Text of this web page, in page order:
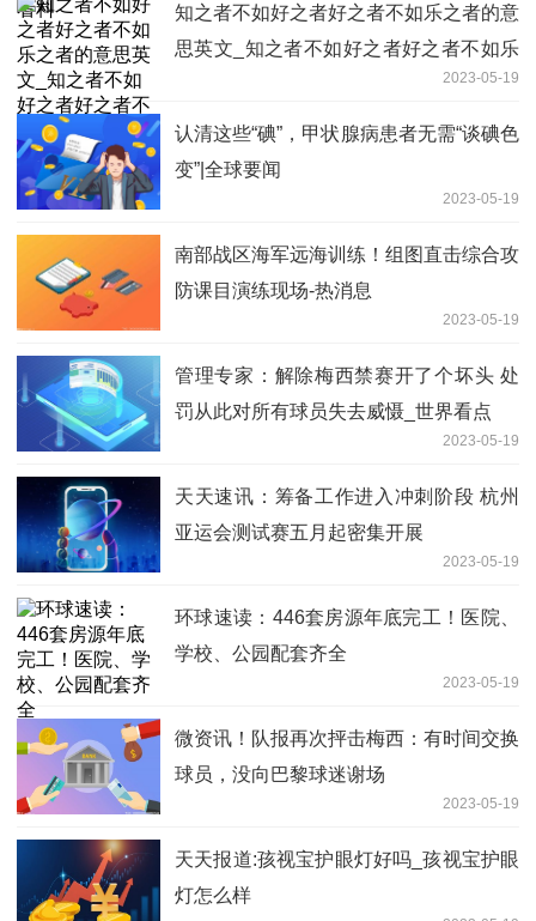
知之者不如好之者好之者不如乐之者的意
思英文_知之者不如好之者好之者不如乐
2023-05-19
认清这些“碘”，甲状腺病患者无需“谈碘色
变”|全球要闻
2023-05-19
南部战区海军远海训练！组图直击综合攻
防课目演练现场-热消息
2023-05-19
管理专家：解除梅西禁赛开了个坏头 处
罚从此对所有球员失去威慑_世界看点
2023-05-19
天天速讯：筹备工作进入冲刺阶段 杭州
亚运会测试赛五月起密集开展
2023-05-19
环球速读：446套房源年底完工！医院、
学校、公园配套齐全
2023-05-19
微资讯！队报再次抨击梅西：有时间交换
球员，没向巴黎球迷谢场
2023-05-19
天天报道:孩视宝护眼灯好吗_孩视宝护眼
灯怎么样